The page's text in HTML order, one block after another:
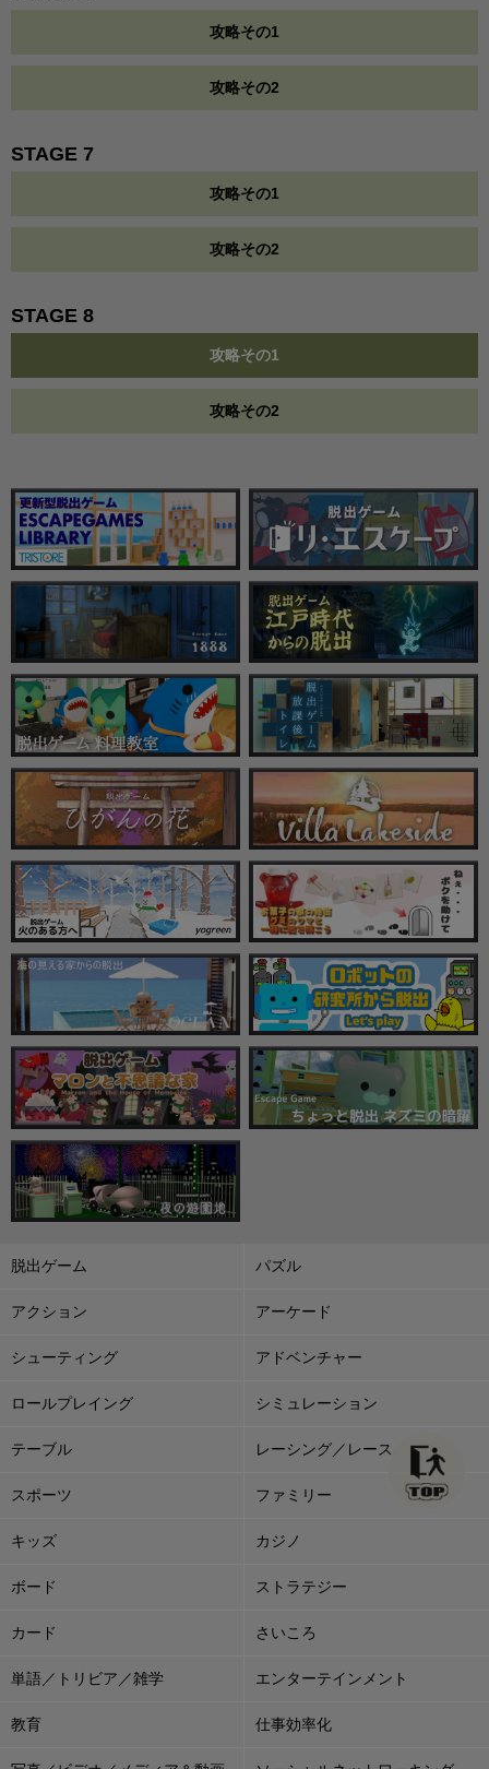
攻略その1
攻略その2
STAGE 7
攻略その1
攻略その2
STAGE 8
攻略その1
攻略その2
脱出ゲーム パズル
アクション アーケード
シューティング アドベンチャー
ロールプレイング シミュレーション
テーブル レーシング／レース
スポーツ ファミリー
キッズ カジノ
ボード ストラテジー
カード さいころ
単語／トリビア／雑学 エンターテインメント
教育 仕事効率化